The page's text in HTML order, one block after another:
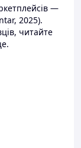
—
2025).
читайте